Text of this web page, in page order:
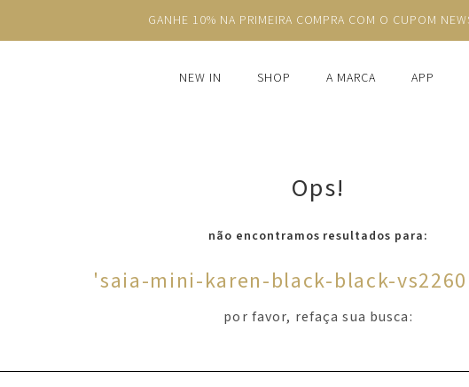
GANHE 10% NA PRIMEIRA COMPRA COM O CUPOM
NEW IN SHOP A MARCA APP
Ops!
não encontramos resultados para:
'saia-mini-karen-black-black-
por favor, refaça sua busca: